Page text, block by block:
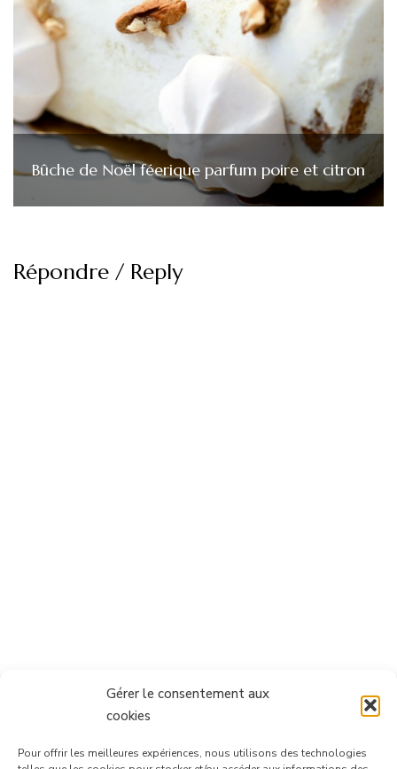
Gérer le consentement aux
cookies
Pour offrir les meilleures expériences, nous utilisons des technologies
Bûche de Noël féerique parfum poire et citron
Répondre / Reply